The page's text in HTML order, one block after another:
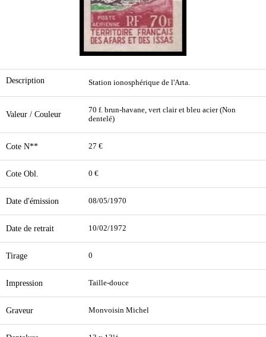
Description Station ionosphérique de l'Arta.
Valeur / Couleur
70 f. brun-havane, vert clair et bleu acier (Non
dentelé)
Cote N** 27 €
Cote Obl. 0 €
Date d'émission 08/05/1970
Date de retrait 10/02/1972
Tirage 0
Impression Taille-douce
Graveur Monvoisin Michel